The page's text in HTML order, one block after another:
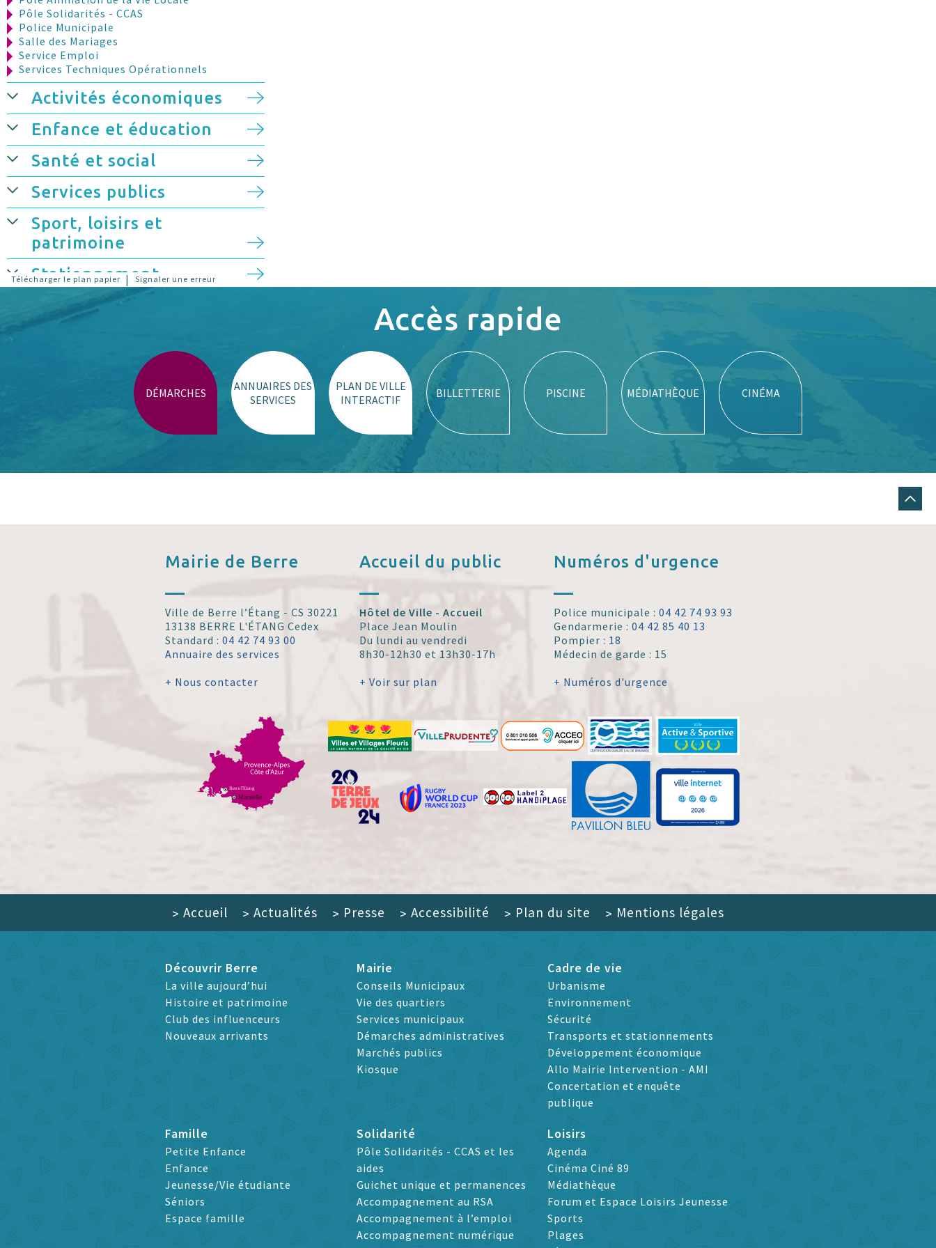
Pôle Solidarités - CCAS
Police Municipale
Salle des Mariages
Service Emploi
Services Techniques Opérationnels
Activités économiques
Enfance et éducation
Santé et social
Services publics
Sport, loisirs et
patrimoine
Stationnement
Trouver un lieu
Télécharger le plan papier | Signaler une erreur
Accès rapide
DÉMARCHES
ANNUAIRES DES
SERVICES
PLAN DE VILLE
INTERACTIF
BILLETTERIE PISCINE MÉDIATHÈQUE CINÉMA
Mairie de Berre
Ville de Berre l’Étang - CS 30221
13138 BERRE L'ÉTANG Cedex
Standard :04 42 74 93 00
Annuaire des services
+ Nous contacter
Accueil du public
Hôtel de Ville - Accueil
Place Jean Moulin
Du lundi au vendredi
8h30-12h30 et 13h30-17h
+ Voir sur plan
Numéros d'urgence
Police municipale :04 42 74 93 93
Gendarmerie :04 42 85 40 13
Pompier : 18
Médecin de garde : 15
+ Numéros d'urgence
> Accueil > Actualités > Presse > Accessibilité > Plan du site > Mentions légales
Découvrir Berre
La ville aujourd’hui
Histoire et patrimoine
Club des influenceurs
Nouveaux arrivants
Mairie
Conseils Municipaux
Vie des quartiers
Services municipaux
Démarches administratives
Marchés publics
Kiosque
Cadre de vie
Urbanisme
Environnement
Sécurité
Transports et stationnements
Développement économique
Allo Mairie Intervention - AMI
Concertation et enquête
publique
Famille
Petite Enfance
Enfance
Jeunesse/Vie étudiante
Séniors
Espace famille
Solidarité
Pôle Solidarités - CCAS et les
aides
Guichet unique et permanences
Accompagnement au RSA
Accompagnement à l’emploi
Accompagnement numérique
Loisirs
Agenda
Cinéma Ciné 89
Médiathèque
Forum et Espace Loisirs Jeunesse
Sports
Plages